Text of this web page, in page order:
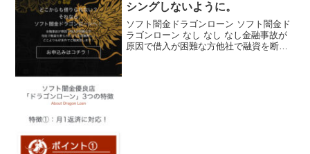
シングしないように。
ソフト闇金ドラゴンローン ソフト闇金ド
ラゴンローン なし なし なし金融事故が
原因で借入が困難な方他社で融資を断ら